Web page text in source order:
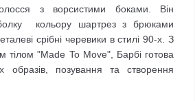
з ворсистими боками. Він
кольору шартрез з брюками
срібні черевики в стилі 90-х. З
тілом "Made To Move", Барбі готова
образів, позування та створення